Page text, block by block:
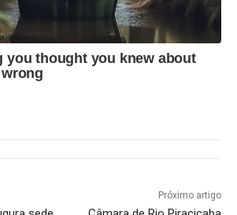
you thought you knew about
Próximo artigo